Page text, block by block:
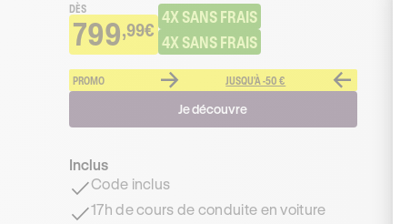
DÈS
799,99€
4X SANS FRAIS
4X SANS FRAIS
PROMO JUSQU'À -50 €
Je découvre
Inclus
Code inclus
17h de cours de conduite en voiture